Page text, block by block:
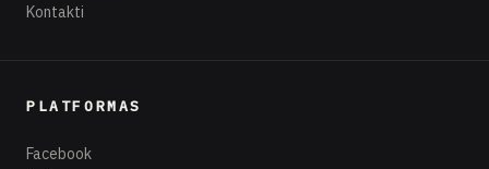
Kontakti
PLATFORMAS
Facebook